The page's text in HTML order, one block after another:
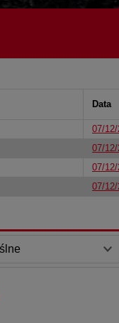
Data
07/
07/
07/
07/